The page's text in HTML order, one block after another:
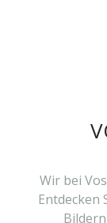
Wir bei
Entdecken